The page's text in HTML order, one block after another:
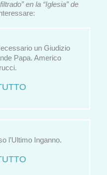
en la “Iglesia” de
un Giudizio
Papa. Americo
l’Ultimo Inganno.